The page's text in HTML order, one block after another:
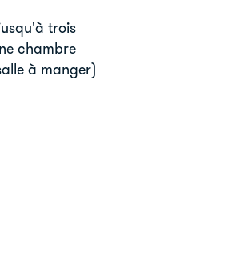
trois
chambre
à manger)